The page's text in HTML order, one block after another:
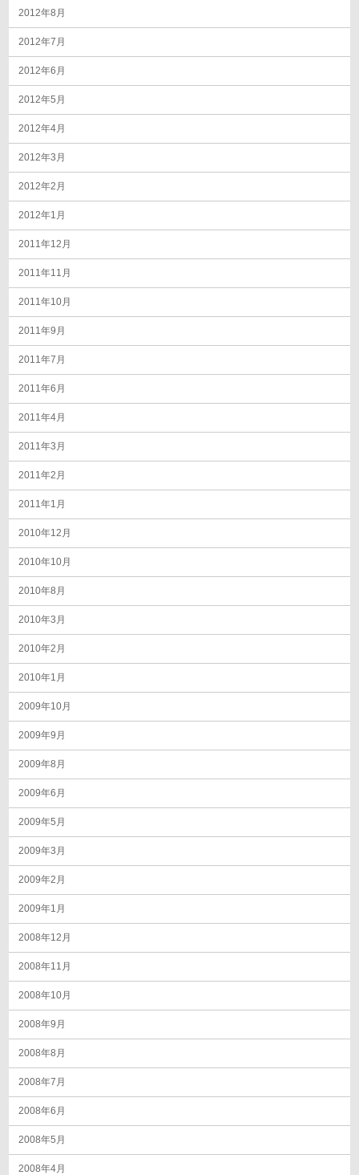
2012年8月
2012年7月
2012年6月
2012年5月
2012年4月
2012年3月
2012年2月
2012年1月
2011年12月
2011年11月
2011年10月
2011年9月
2011年7月
2011年6月
2011年4月
2011年3月
2011年2月
2011年1月
2010年12月
2010年10月
2010年8月
2010年3月
2010年2月
2010年1月
2009年10月
2009年9月
2009年8月
2009年6月
2009年5月
2009年3月
2009年2月
2009年1月
2008年12月
2008年11月
2008年10月
2008年9月
2008年8月
2008年7月
2008年6月
2008年5月
2008年4月